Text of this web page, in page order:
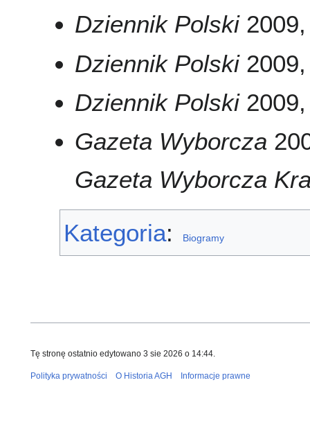
Dziennik Polski2009,
Dziennik Polski2009,
Dziennik Polski2009,
Gazeta Wyborcza
Gazeta Wyborcza
Kategoria: Biogramy
Tę stronę ostatnio edytowano 3 sie 2026 o 14:44.
Polityka prywatności O Historia AGH Informacje prawne